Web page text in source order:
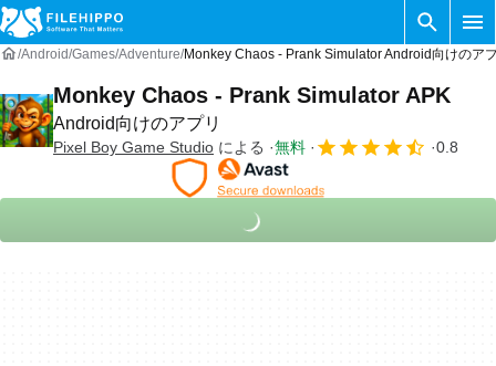
Android Games Adventure Monkey Chaos - Prank Simulator Android向けのア
Monkey Chaos - Prank Simulator APK
Android向けのアプリ
Pixel Boy Game Studio による 無料 0.8